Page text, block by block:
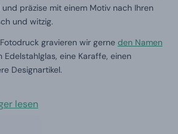
präzise mit einem Motiv nach Ihren
und witzig.
gravieren wir gerne den Namen
Edelstahlglas, eine Karaffe, einen
Designartikel.
lesen